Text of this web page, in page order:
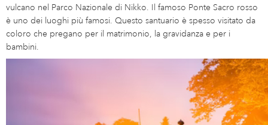
vulcano nel Parco Nazionale di Nikko. Il famoso Ponte Sacro rosso
è uno dei luoghi più famosi. Questo santuario è spesso visitato da
coloro che pregano per il matrimonio, la gravidanza e per i
bambini.